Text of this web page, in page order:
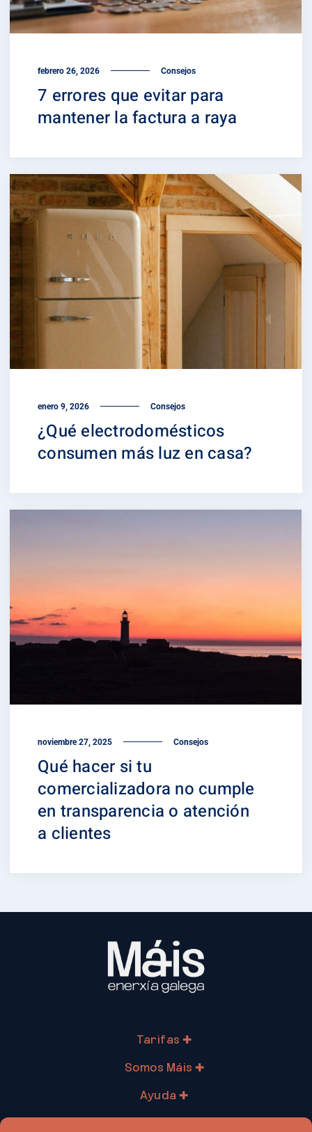
febrero 26, 2026 Consejos
7 errores que evitar para
mantener la factura a raya
enero 9, 2026 Consejos
¿Qué electrodomésticos
consumen más luz en casa?
noviembre 27, 2025 Consejos
Qué hacer si tu
comercializadora no cumple
en transparencia o atención
a clientes
Tarifas ✚
Somos Máis ✚
Ayuda ✚